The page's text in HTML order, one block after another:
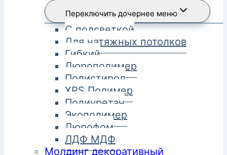
Переключить дочернее меню
С подсветкой
Для натяжных потолков
Гибкий
Дюрополимер
Полистирол
XPS Полимер
Полиуретан
Экополимер
Дюрофом
ЛДФ МДФ
Молдинг декоративный